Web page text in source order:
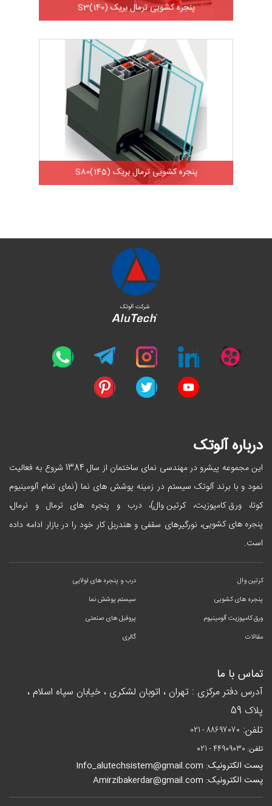
پنجره کشویی ترمال بریک S3(140)
پنجره کشویی ترمال بریک S80(145)
درباره آلوتک
این مجموعه پیشرو در مهندسی نمای ساختمان از سال 1384 شروع به فعالیت
نمود و با برند آلوتک سیستم در زمینه پوشش های نما (نمای تمام آلومینیوم
کوتا، ورق کامپوزیت،کرتین وال)، درب و پنجره های ترمال و نرمال،
پنجره های کشویی، نورگیرهای سقفی و هندربل کار خود را در بازار ادامه داده
است.
کرتین وال
درب و پنجره های لولایی
پنجره های کشویی
سیستم پوشش نما
ورق کامپوزیت آلومینیوم
پروفیل های صنعتی
مقالات
گالری
تماس با ما
آدرس دفتر مرکزی : تهران ، اتوبان لشکری ، خیابان سپاه اسلام ،
پلاک 59
تلفن: 021 - 88697070
تلفن: 021 - 44909030
پست الکترونیک: Info_alutechsistem@gmail.com
پست الکترونیک: Amirzibakerdar@gmail.com